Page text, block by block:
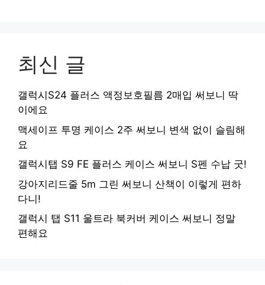
최신 글
갤럭시S24 플러스 액정보호필름 2매입 써보니 딱
이에요
맥세이프 투명 케이스 2주 써보니 변색 없이 슬림해
요
갤럭시탭 S9 FE 플러스 케이스 써보니 S펜 수납 굿!
강아지리드줄 5m 그린 써보니 산책이 이렇게 편하
다니!
갤럭시 탭 S11 울트라 북커버 케이스 써보니 정말
편해요